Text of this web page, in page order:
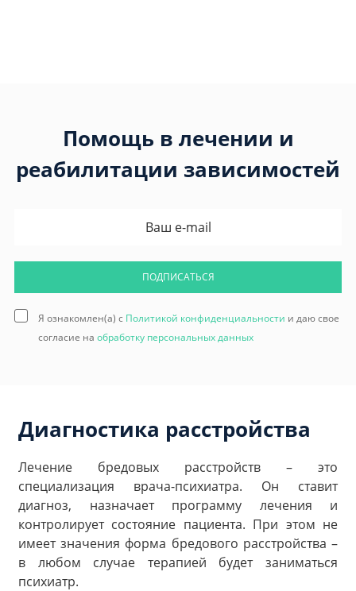
Помощь в лечении и
реабилитации зависимостей
ПОДПИСАТЬСЯ
Я ознакомлен(а) с Политикой конфиденциальности и даю свое
согласие на обработку персональных данных
Диагностика расстройства
Лечение бредовых расстройств – это
специализация врача-психиатра. Он ставит
диагноз, назначает программу лечения и
контролирует состояние пациента. При этом не
имеет значения форма бредового расстройства –
в любом случае терапией будет заниматься
психиатр.